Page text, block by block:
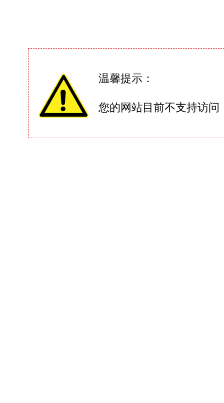
温馨提示：
您的网站目前不支持访